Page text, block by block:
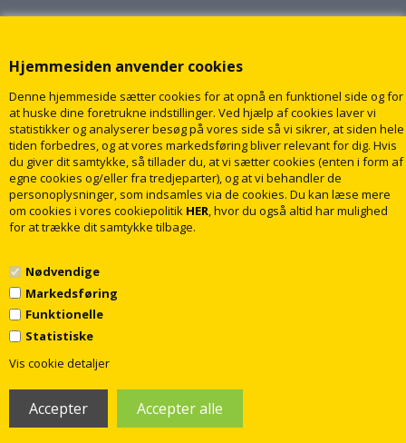
Hjemmesiden anvender cookies
Denne hjemmeside sætter cookies for at opnå en funktionel side og for
at huske dine foretrukne indstillinger. Ved hjælp af cookies laver vi
statistikker og analyserer besøg på vores side så vi sikrer, at siden hele
tiden forbedres, og at vores markedsføring bliver relevant for dig. Hvis
du giver dit samtykke, så tillader du, at vi sætter cookies (enten i form af
egne cookies og/eller fra tredjeparter), og at vi behandler de
personoplysninger, som indsamles via de cookies. Du kan læse mere
om cookies i vores cookiepolitik HER, hvor du også altid har mulighed
for at trække dit samtykke tilbage.
Nødvendige
Markedsføring
Funktionelle
Statistiske
Vis cookie detaljer© 2009 - 2018 rabatvvs.dk. Alle rettigheder forbeholdt
Webshop lavet af Dandodesign